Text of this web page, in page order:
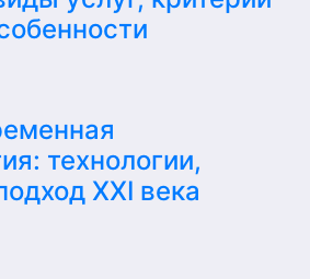
технологии,
XXI века